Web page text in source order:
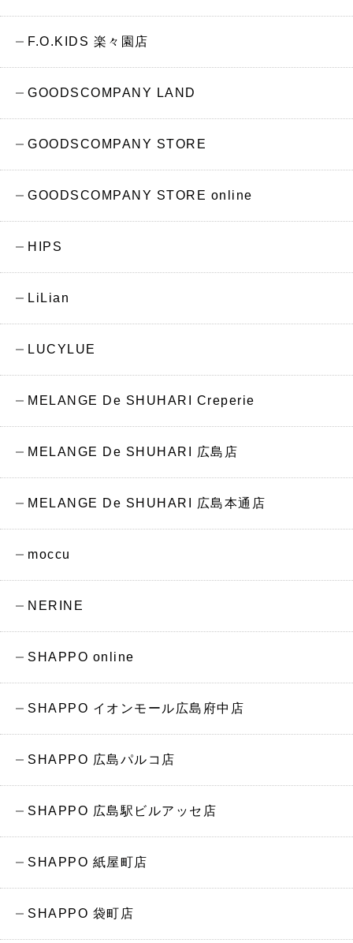
F.O.KIDS 楽々園店
GOODSCOMPANY LAND
GOODSCOMPANY STORE
GOODSCOMPANY STORE online
HIPS
LiLian
LUCYLUE
MELANGE De SHUHARI Creperie
MELANGE De SHUHARI 広島店
MELANGE De SHUHARI 広島本通店
moccu
NERINE
SHAPPO online
SHAPPO イオンモール広島府中店
SHAPPO 広島パルコ店
SHAPPO 広島駅ビルアッセ店
SHAPPO 紙屋町店
SHAPPO 袋町店